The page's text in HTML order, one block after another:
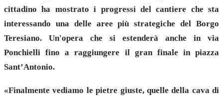
cittadino ha mostrato i progressi del cantiere che sta
interessando una delle aree più strategiche del Borgo
Teresiano. Un'opera che si estenderà anche in via
Ponchielli fino a raggiungere il gran finale in piazza
Sant’Antonio.
«Finalmente vediamo le pietre giuste, quelle della cava di